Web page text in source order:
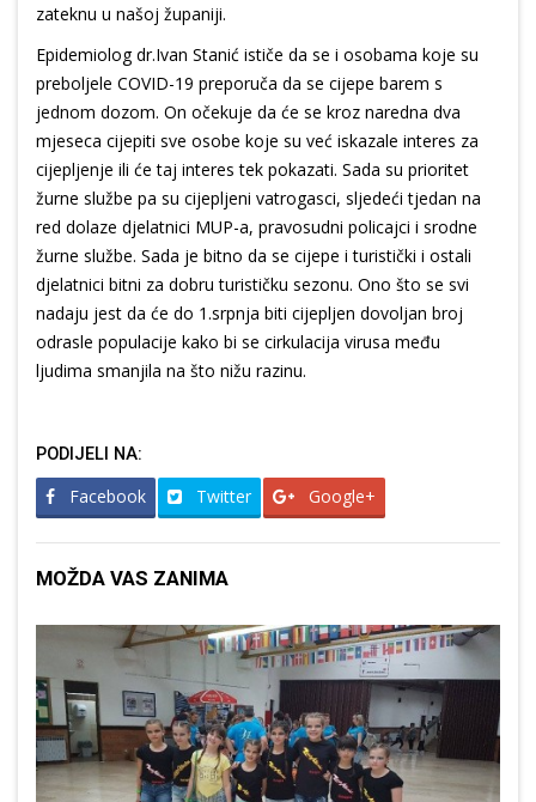
zateknu u našoj županiji.
Epidemiolog dr.Ivan Stanić ističe da se i osobama koje su
preboljele COVID-19 preporuča da se cijepe barem s
jednom dozom. On očekuje da će se kroz naredna dva
mjeseca cijepiti sve osobe koje su već iskazale interes za
cijepljenje ili će taj interes tek pokazati. Sada su prioritet
žurne službe pa su cijepljeni vatrogasci, sljedeći tjedan na
red dolaze djelatnici MUP-a, pravosudni policajci i srodne
žurne službe. Sada je bitno da se cijepe i turistički i ostali
djelatnici bitni za dobru turističku sezonu. Ono što se svi
nadaju jest da će do 1.srpnja biti cijepljen dovoljan broj
odrasle populacije kako bi se cirkulacija virusa među
ljudima smanjila na što nižu razinu.
PODIJELI NA:
Facebook Twitter Google+
MOŽDA VAS ZANIMA